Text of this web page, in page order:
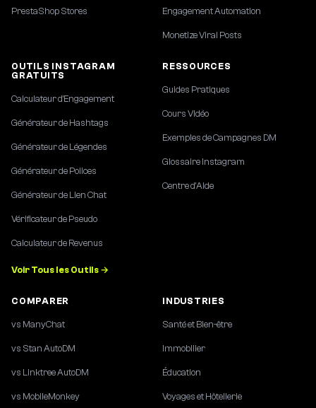
PrestaShop Stores Engagement Automation
Monetize Viral Posts
OUTILS INSTAGRAM
GRATUITS
Calculateur d'Engagement
Générateur de Hashtags
Générateur de Légendes
Générateur de Polices
Générateur de Lien Chat
Vérificateur de Pseudo
Calculateur de Revenus
Voir Tous les Outils →
RESSOURCES
Guides Pratiques
Cours Vidéo
Exemples de Campagnes DM
Glossaire Instagram
Centre d'Aide
COMPARER
vs ManyChat
vs Stan AutoDM
vs Linktree AutoDM
vs MobileMonkey
INDUSTRIES
Santé et Bien-être
Immobilier
Éducation
Voyages et Hôtellerie